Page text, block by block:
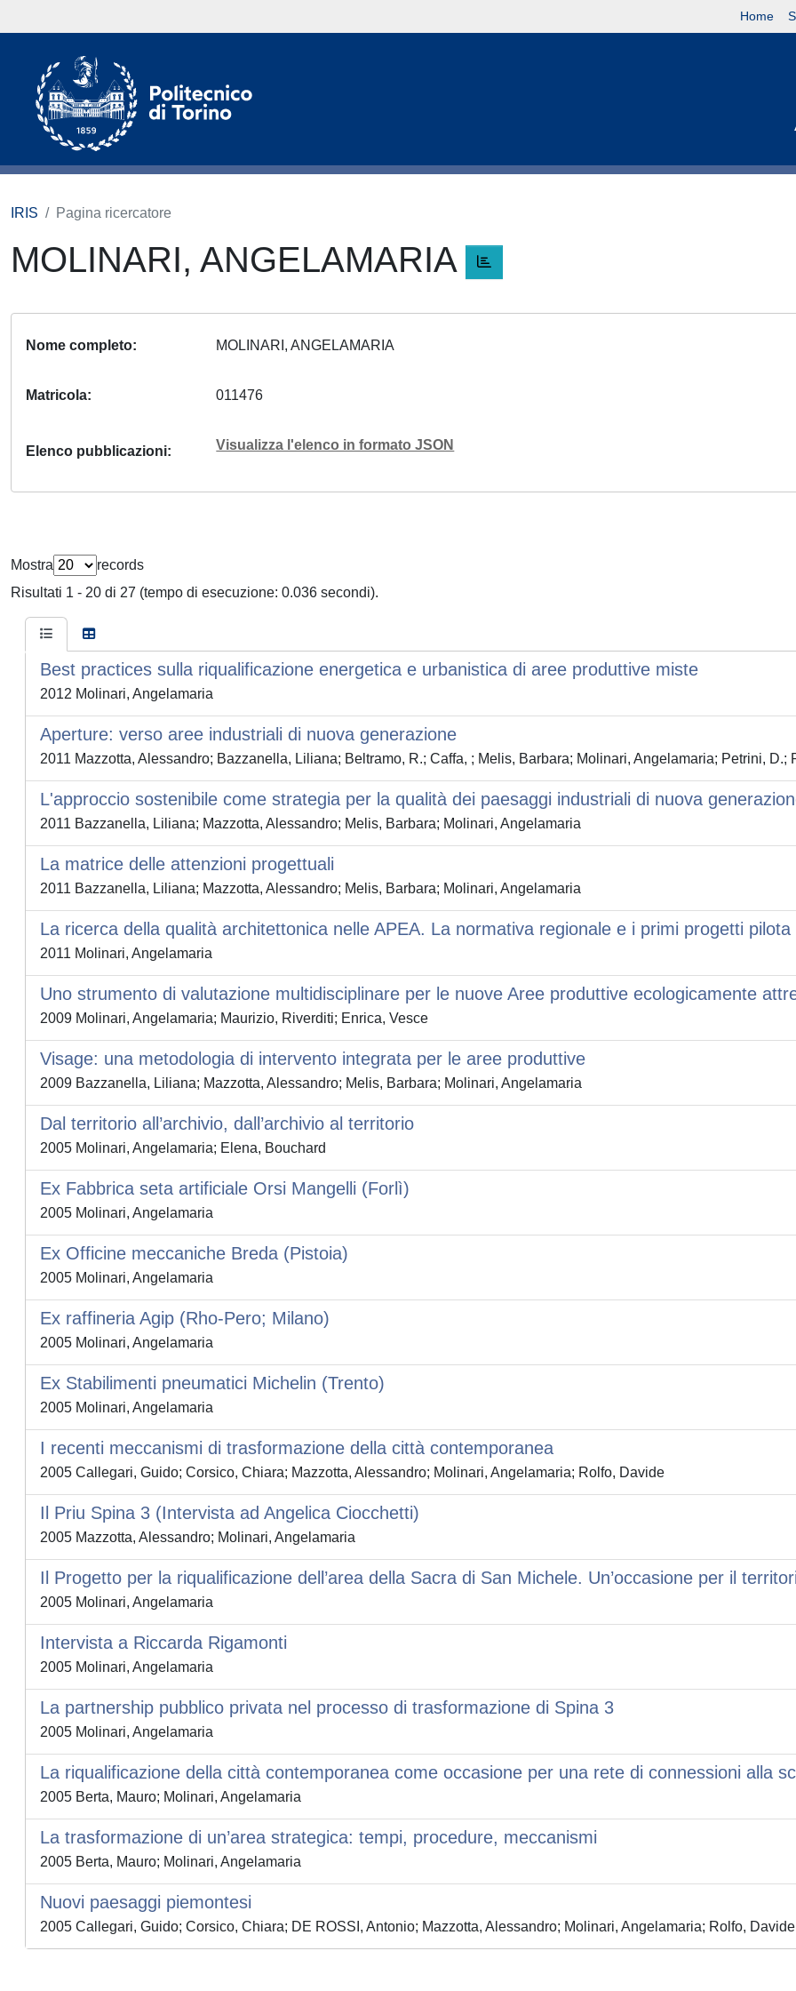
Home
IRIS Pagina ricercatore
MOLINARI, ANGELAMARIA
Nome completo MOLINARI, ANGELAMARIA
Matricola 011476
Elenco pubblicazioni Visualizza l'elenco in formato JSON
Mostra
records
Risultati 1 - 20 di 27 (tempo di esecuzione: 0.036 secondi).
Best practices sulla riqualificazione energetica e urbanistica di aree produttive miste
2012 Molinari, Angelamaria
Aperture: verso aree industriali di nuova generazione
2011 Mazzotta, Alessandro; Bazzanella, Liliana; Beltramo, R.; Caffa, ; Melis, Barbara; Molinari, Angelamaria; Petrini, D.;
L'approccio sostenibile come strategia per la qualità dei paesaggi industriali di nuova
2011 Bazzanella, Liliana; Mazzotta, Alessandro; Melis, Barbara; Molinari, Angelamaria
La matrice delle attenzioni progettuali
2011 Bazzanella, Liliana; Mazzotta, Alessandro; Melis, Barbara; Molinari, Angelamaria
La ricerca della qualità architettonica nelle APEA. La normativa regionale e i primi progetti pilota
2011 Molinari, Angelamaria
Uno strumento di valutazione multidisciplinare per le nuove Aree produttive ecologicamente
2009 Molinari, Angelamaria; Maurizio, Riverditi; Enrica, Vesce
Visage: una metodologia di intervento integrata per le aree produttive
2009 Bazzanella, Liliana; Mazzotta, Alessandro; Melis, Barbara; Molinari, Angelamaria
Dal territorio all’archivio, dall’archivio al territorio
2005 Molinari, Angelamaria; Elena, Bouchard
Ex Fabbrica seta artificiale Orsi Mangelli (Forlì)
2005 Molinari, Angelamaria
Ex Officine meccaniche Breda (Pistoia)
2005 Molinari, Angelamaria
Ex raffineria Agip (Rho-Pero; Milano)
2005 Molinari, Angelamaria
Ex Stabilimenti pneumatici Michelin (Trento)
2005 Molinari, Angelamaria
I recenti meccanismi di trasformazione della città contemporanea
2005 Callegari, Guido; Corsico, Chiara; Mazzotta, Alessandro; Molinari, Angelamaria; Rolfo, Davide
Il Priu Spina 3 (Intervista ad Angelica Ciocchetti)
2005 Mazzotta, Alessandro; Molinari, Angelamaria
Il Progetto per la riqualificazione dell’area della Sacra di San Michele. Un’occasione per il
2005 Molinari, Angelamaria
Intervista a Riccarda Rigamonti
2005 Molinari, Angelamaria
La partnership pubblico privata nel processo di trasformazione di Spina 3
2005 Molinari, Angelamaria
La riqualificazione della città contemporanea come occasione per una rete di connessioni alla
2005 Berta, Mauro; Molinari, Angelamaria
La trasformazione di un’area strategica: tempi, procedure, meccanismi
2005 Berta, Mauro; Molinari, Angelamaria
Nuovi paesaggi piemontesi
2005 Callegari, Guido; Corsico, Chiara; DE ROSSI, Antonio; Mazzotta, Alessandro; Molinari, Angelamaria; Rolfo, Davide